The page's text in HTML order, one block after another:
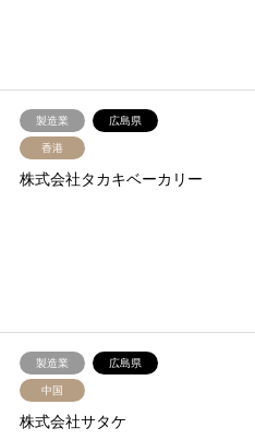
製造業 広島県
香港
株式会社タカキベーカリー
製造業 広島県
中国
株式会社サタケ